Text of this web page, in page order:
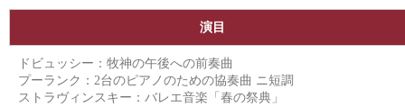
演目
ドビュッシー：牧神の午後への前奏曲
プーランク：2台のピアノのための協奏曲 ニ短調
ストラヴィンスキー：バレエ音楽「春の祭典」